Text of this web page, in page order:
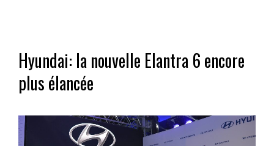
Hyundai: la nouvelle Elantra 6 encore
plus élancée